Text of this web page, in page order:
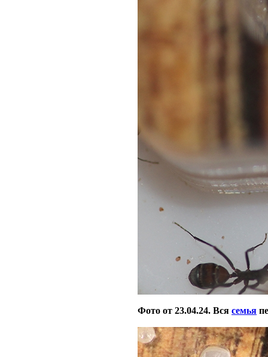
Фото от 23.04.24. Вся семья